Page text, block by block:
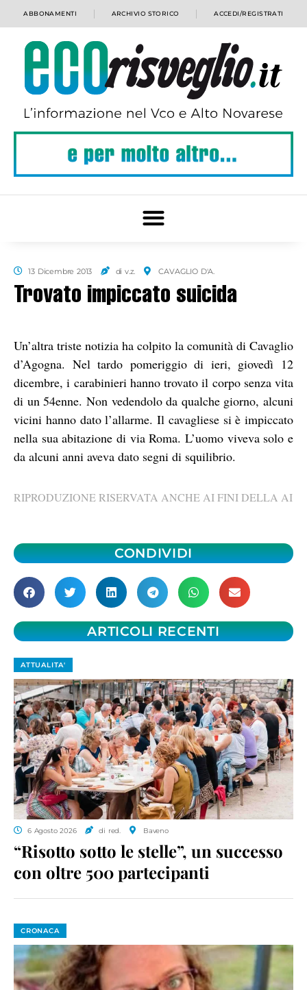
ABBONAMENTI ARCHIVIO STORICO ACCEDI/REGISTRATI
13 Dicembre 2013 di v.z. CAVAGLIO D'A.
Trovato impiccato suicida
Un’altra triste notizia ha colpito la comunità di Cavaglio
d’Agogna. Nel tardo pomeriggio di ieri, giovedì 12
dicembre, i carabinieri hanno trovato il corpo senza vita
di un 54enne. Non vedendolo da qualche giorno, alcuni
vicini hanno dato l’allarme. Il cavagliese si è impiccato
nella sua abitazione di via Roma. L’uomo viveva solo e
da alcuni anni aveva dato segni di squilibrio.
RIPRODUZIONE RISERVATA ANCHE AI FINI DELLA AI
CONDIVIDI
ARTICOLI RECENTI
ATTUALITA'
6 Agosto 2026 di red. Baveno
“Risotto sotto le stelle”, un successo
con oltre 500 partecipanti
CRONACA